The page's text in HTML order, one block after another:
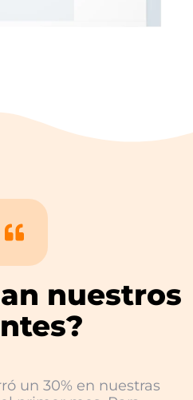
nuestros
un 30% en nuestras